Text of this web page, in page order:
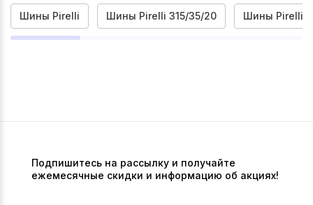
Шины Pirelli Шины Pirelli 315/35/20 Шины Pirelli
Подпишитесь на рассылку и получайте
ежемесячные скидки и информацию об акциях!